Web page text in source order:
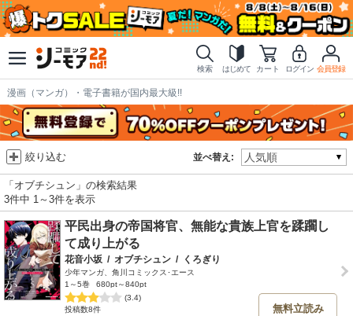
検索 はじめて カート ログイン 会員登録
漫画（マンガ）・電子書籍が国内最大級!!
並べ替え:
絞り込む
「オブチシュン」の検索結果
3件中 1～3件を表示
平民出身の帝国将官、無能な貴族上官を蹂躙し
て成り上がる
花音小坂 / オブチシュン / くろぎり
少年マンガ、角川コミックス･エース
1～5巻
680pt～840pt
(3.4)
投稿数8件
無料立読み